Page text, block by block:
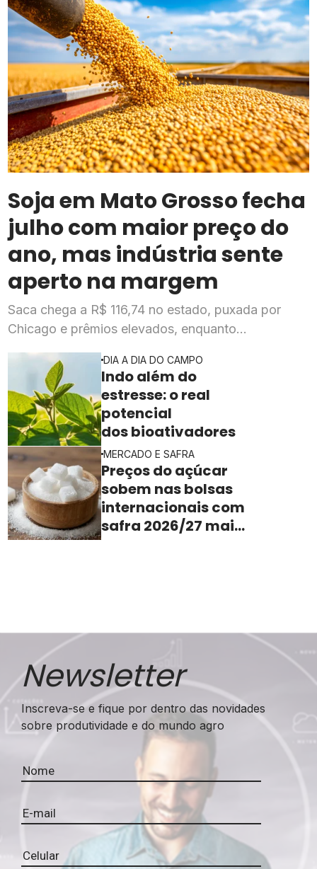
Soja em Mato Grosso fecha
julho com maior preço do
ano, mas indústria sente
aperto na margem
Saca chega a R$ 116,74 no estado, puxada por
Chicago e prêmios elevados, enquanto
rentabilidade
DIA A DIA DO CAMPO
Indo além do
estresse: o real
potencial
dos bioativadores
MERCADO E SAFRA
Preços do açúcar
sobem nas bolsas
internacionais com
safra 2026/27 mais
Newsletter
Inscreva-se e fique por dentro das novidades
sobre produtividade e do mundo agro